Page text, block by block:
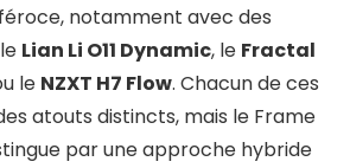
notamment avec des
Lian Li O11 Dynamic, le Fractal
le NZXT H7 Flow. Chacun de ces
atouts distincts, mais le Frame
par une approche hybride